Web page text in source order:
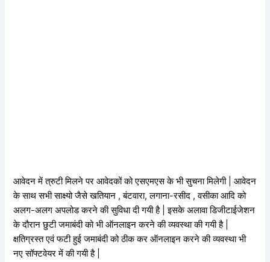
आवेदन में त्रुटी मिलने पर आवेदकों को एसएमएस के भी सुचना मिलेगी | आवेदन
के साथ सभी साक्ष्यो जैसे खतियान , बंटवारा, लगाना-रसीद , वसीका आदि को
अलग-अलग अपलोड करने की सुविधा दी गयी है | इसके अलावा डिजीटाईजेशन
के दौरान छुटी जमाबंदी को भी ऑनलाइन करने की व्यवस्था की गयी है |
क्षतिग्रस्त एवं फटी हुई जमाबंदी को ठीक कर ऑनलाइन करने की व्यवस्था भी
नए सॉफ्टवेयर में की गयी है |